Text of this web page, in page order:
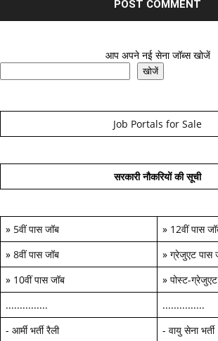
आप अपने नई सेना जॉब्स खोजें
खोजें
Job Portals for Sale
सरकारी नौकरियों की सूची
» 5वीं पास जॉब » 12वीं पास
» 8वीं पास जॉब » ग्रेजुएट पास
» 10वीं पास जॉब » पोस्ट-
...............
...............
- आर्मी भर्ती रैली - वायु सेना भर्ती